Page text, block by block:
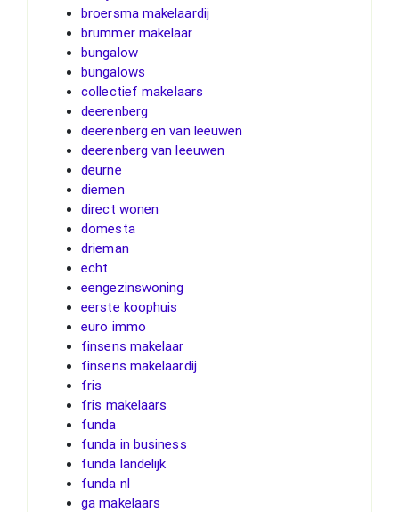
broersma makelaardij
brummer makelaar
bungalow
bungalows
collectief makelaars
deerenberg
deerenberg en van leeuwen
deerenberg van leeuwen
deurne
diemen
direct wonen
domesta
drieman
echt
eengezinswoning
eerste koophuis
euro immo
finsens makelaar
finsens makelaardij
fris
fris makelaars
funda
funda in business
funda landelijk
funda nl
ga makelaars